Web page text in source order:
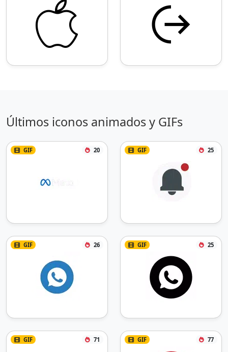
Últimos iconos animados y GIFs
GIF 20 GIF 25
GIF 26 GIF 25
GIF 71 GIF 77